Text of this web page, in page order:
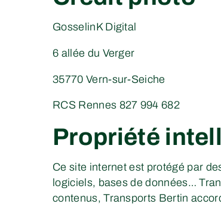
GosselinK Digital
6 allée du Verger
35770 Vern-sur-Seiche
RCS Rennes 827 994 682
Propriété
Ce site internet est protégé par
logiciels, bases de données…
contenus, Transports Bertin